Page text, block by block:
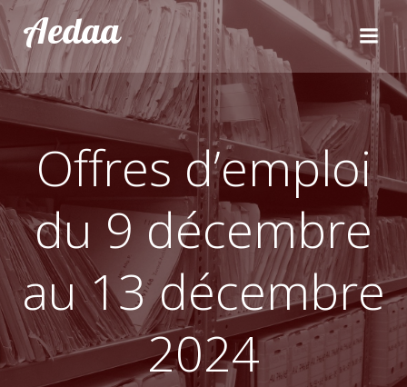
Aller
au
contenu
Aedaa
Offres d’emploi
du 9 décembre
au 13 décembre
2024